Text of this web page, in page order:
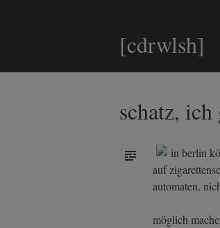
[cdrwlsh]
schatz,
in berlin
auf
automaten.
möglich